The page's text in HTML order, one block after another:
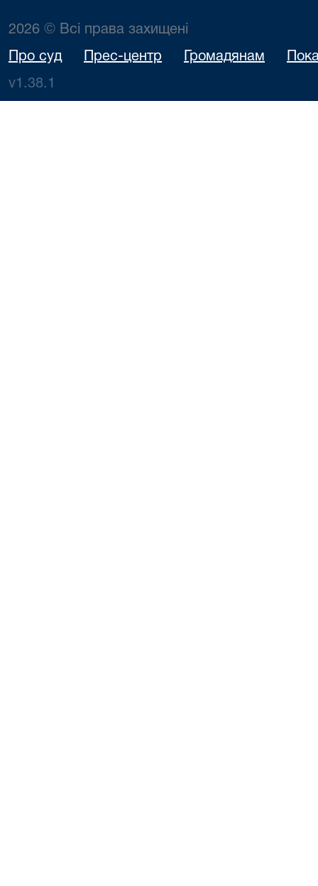
2026 © Всі права захищені
Про суд Прес-центр Громадянам
v1.38.1